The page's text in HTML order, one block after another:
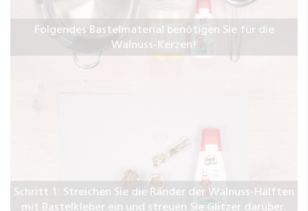
Folgendes Bastelmaterial benötigen Sie für die
Walnuss-Kerzen!
Schritt 1: Streichen Sie die Ränder der Walnuss-Hälften
mit Bastelkleber ein und streuen Sie Glitzer darüber.